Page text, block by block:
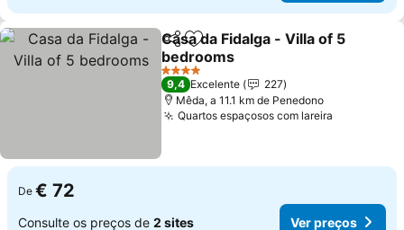
PartilharAdicionar aos favoritos
Casa da Fidalga - Villa of 5
bedrooms
4 Estrelas
9,4 Excelente
227
Mêda, a 11.1 km de Penedono
Quartos espaçosos com lareira
De € 72
Consulte os preços de 2 sites Ver preços